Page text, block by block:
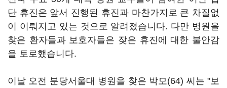
단 휴진은 앞서 진행된 휴진과 마찬가지로 큰 차질없
이 이뤄지고 있는 것으로 알려졌습니다. 다만 병원을
찾은 환자들과 보호자들은 잦은 휴진에 대한 불안감
을 토로했습니다.
이날 오전 분당서울대 병원을 찾은 박모(64) 씨는 "보